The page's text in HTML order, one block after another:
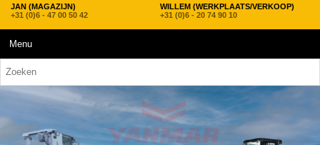
JAN (MAGAZIJN)
+31 (0)6 - 47 00 50 42
WILLEM (WERKPLAATS/VERKOOP)
+31 (0)6 - 20 74 90 10
Menu